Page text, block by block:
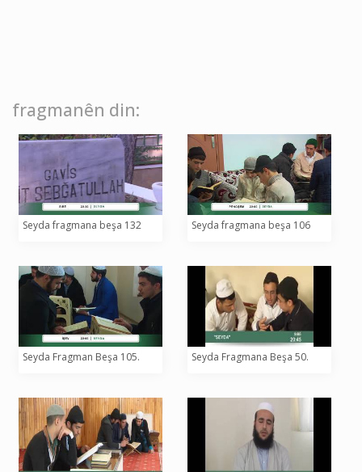
fragmanên din:
Seyda fragmana beşa 132 Seyda fragmana beşa 106
Seyda Fragman Beşa 105. Seyda Fragmana Beşa 50.